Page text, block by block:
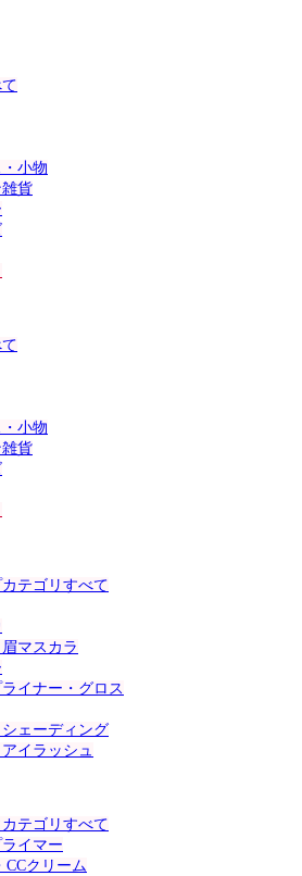
小物
貨
小物
貨
テゴリすべて
マスカラ
イナー・グロス
ェーディング
イラッシュ
テゴリすべて
イマー
CCクリーム